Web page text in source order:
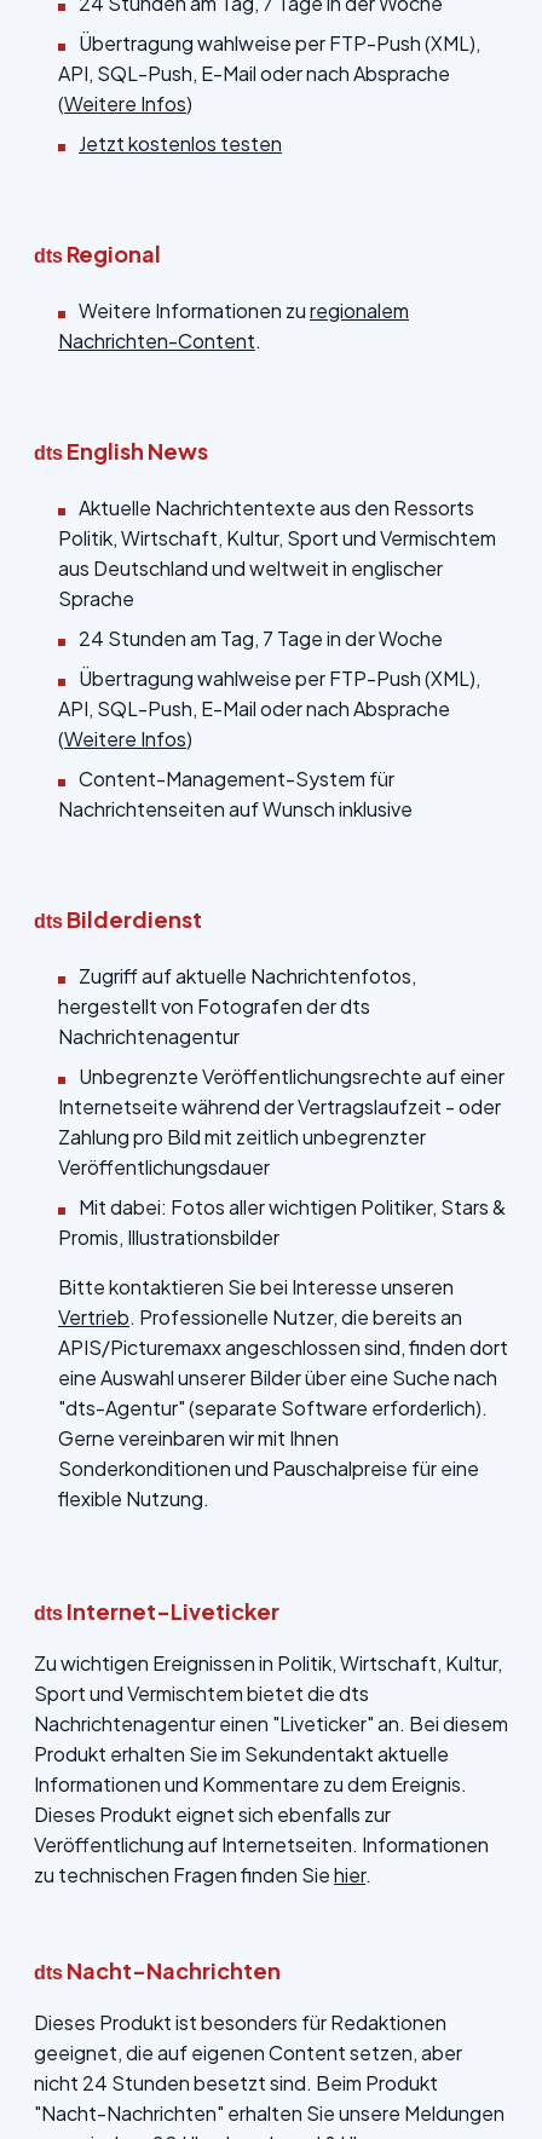
Übertragung wahlweise per FTP-Push (XML),
API, SQL-Push, E-Mail oder nach Absprache
(Weitere Infos)
Jetzt kostenlos testen
dts Regional
Weitere Informationen zuregionalem
Nachrichten-Content.
dts English News
Aktuelle Nachrichtentexte aus den Ressorts
Politik, Wirtschaft, Kultur, Sport und Vermischtem
aus Deutschland und weltweit in englischer
Sprache
24 Stunden am Tag, 7 Tage in der Woche
Übertragung wahlweise per FTP-Push (XML),
API, SQL-Push, E-Mail oder nach Absprache
(Weitere Infos)
Content-Management-System für
Nachrichtenseiten auf Wunsch inklusive
dts Bilderdienst
Zugriff auf aktuelle Nachrichtenfotos,
hergestellt von Fotografen der dts
Nachrichtenagentur
Unbegrenzte Veröffentlichungsrechte auf einer
Internetseite während der Vertragslaufzeit - oder
Zahlung pro Bild mit zeitlich unbegrenzter
Veröffentlichungsdauer
Mit dabei: Fotos aller wichtigen Politiker, Stars &
Promis, Illustrationsbilder
Bitte kontaktieren Sie bei Interesse unseren
Vertrieb. Professionelle Nutzer, die bereits an
APIS/Picturemaxx angeschlossen sind, finden dort
eine Auswahl unserer Bilder über eine Suche nach
"dts-Agentur" (separate Software erforderlich).
Gerne vereinbaren wir mit Ihnen
Sonderkonditionen und Pauschalpreise für eine
flexible Nutzung.
dts Internet-Liveticker
Zu wichtigen Ereignissen in Politik, Wirtschaft, Kultur,
Sport und Vermischtem bietet die dts
Nachrichtenagentur einen "Liveticker" an. Bei diesem
Produkt erhalten Sie im Sekundentakt aktuelle
Informationen und Kommentare zu dem Ereignis.
Dieses Produkt eignet sich ebenfalls zur
Veröffentlichung auf Internetseiten. Informationen
zu technischen Fragen finden Siehier.
dts Nacht-Nachrichten
Dieses Produkt ist besonders für Redaktionen
geeignet, die auf eigenen Content setzen, aber
nicht 24 Stunden besetzt sind. Beim Produkt
"Nacht-Nachrichten" erhalten Sie unsere Meldungen